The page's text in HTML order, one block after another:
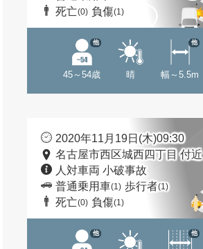
死亡(0) 負傷(1)
45～54歳
他
晴 幅～5.5m
他
2020年11月19日(木)09:30
名古屋市西区城西四丁目 付近
人対車両 小破事故
普通乗用車(1) 歩行者(1)
死亡(0) 負傷(1)
他 他